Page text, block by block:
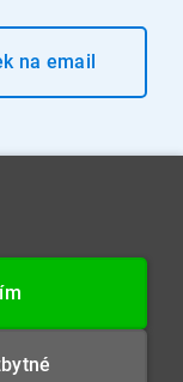
na email